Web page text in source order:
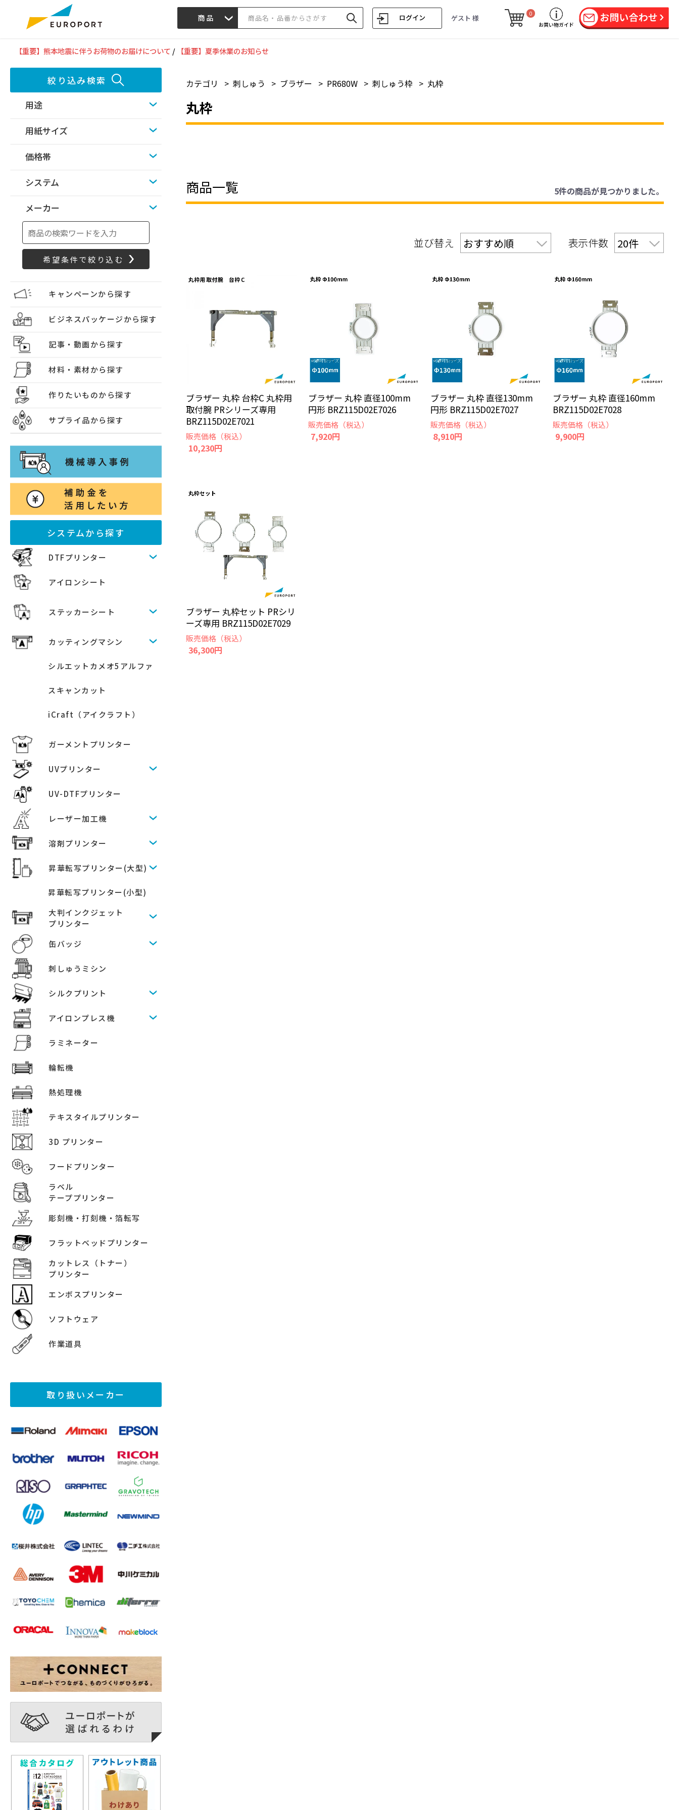
商品 ログイン ゲスト 様
0
お買い物ガイド
【重要】熊本地震に伴うお荷物のお届けについて / 【重要】夏季休業のお知らせ
絞り込み検索
用途
用紙サイズ
価格帯
システム
メーカー
キャンペーンから探す
ビジネスパッケージから探す
記事・動画から探す
材料・素材から探す
作りたいものから探す
サプライ品から探す
システムから探す
DTFプリンター
アイロンシート
ステッカーシート
カッティングマシン
シルエットカメオ5アルファ
スキャンカット
iCraft（アイクラフト）
ガーメントプリンター
UVプリンター
UV-DTFプリンター
レーザー加工機
溶剤プリンター
昇華転写プリンター(大型)
昇華転写プリンター(小型)
大判インクジェット
プリンター
缶バッジ
刺しゅうミシン
シルクプリント
アイロンプレス機
ラミネーター
輪転機
熱処理機
テキスタイルプリンター
3D プリンター
フードプリンター
ラベル
テーププリンター
彫刻機・打刻機・箔転写
フラットベッドプリンター
カットレス（トナー）
プリンター
エンボスプリンター
ソフトウェア
作業道具
取り扱いメーカー
カテゴリ > 刺しゅう > ブラザー > PR680W > 刺しゅう枠 > 丸枠
丸枠
商品一覧 5件の商品が見つかりました。
並び替え 表示件数
ブラザー 丸枠 台枠C 丸枠用
取付腕 PRシリーズ専用
BRZ115D02E7021
販売価格（税込）
10,230円
ブラザー 丸枠 直径100mm
円形 BRZ115D02E7026
販売価格（税込）
7,920円
ブラザー 丸枠 直径130mm
円形 BRZ115D02E7027
販売価格（税込）
8,910円
ブラザー 丸枠 直径160mm
BRZ115D02E7028
販売価格（税込）
9,900円
ブラザー 丸枠セット PRシリ
ーズ専用 BRZ115D02E7029
販売価格（税込）
36,300円